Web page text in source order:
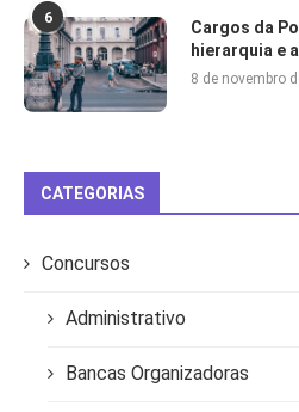
6
Cargos da
hierarquia e
8 de novembro
CATEGORIAS
Concursos
Administrativo
Bancas Organizadoras